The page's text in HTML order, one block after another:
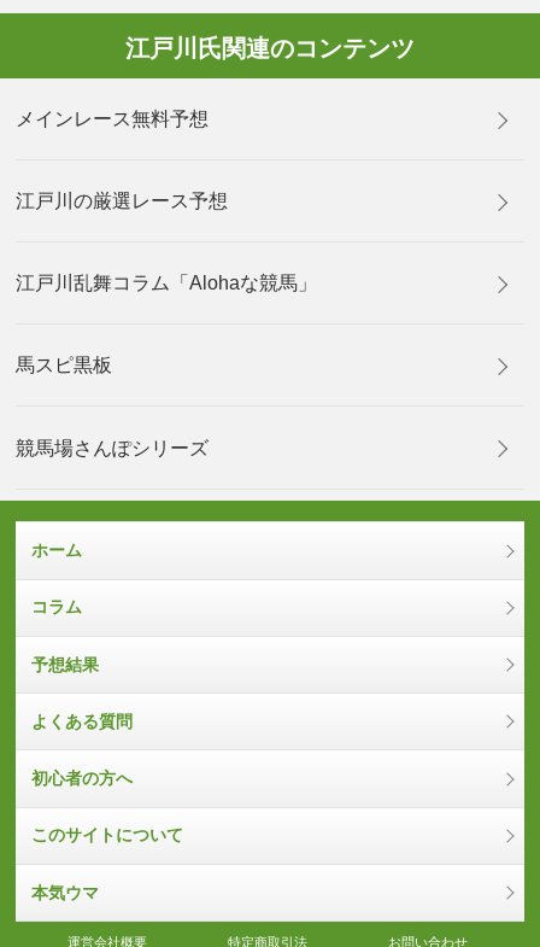
江戸川氏関連のコンテンツ
メインレース無料予想
江戸川の厳選レース予想
江戸川乱舞コラム「Alohaな競馬」
馬スピ黒板
競馬場さんぽシリーズ
ホーム
コラム
予想結果
よくある質問
初心者の方へ
このサイトについて
本気ウマ
運営会社概要 特定商取引法 お問い合わせ